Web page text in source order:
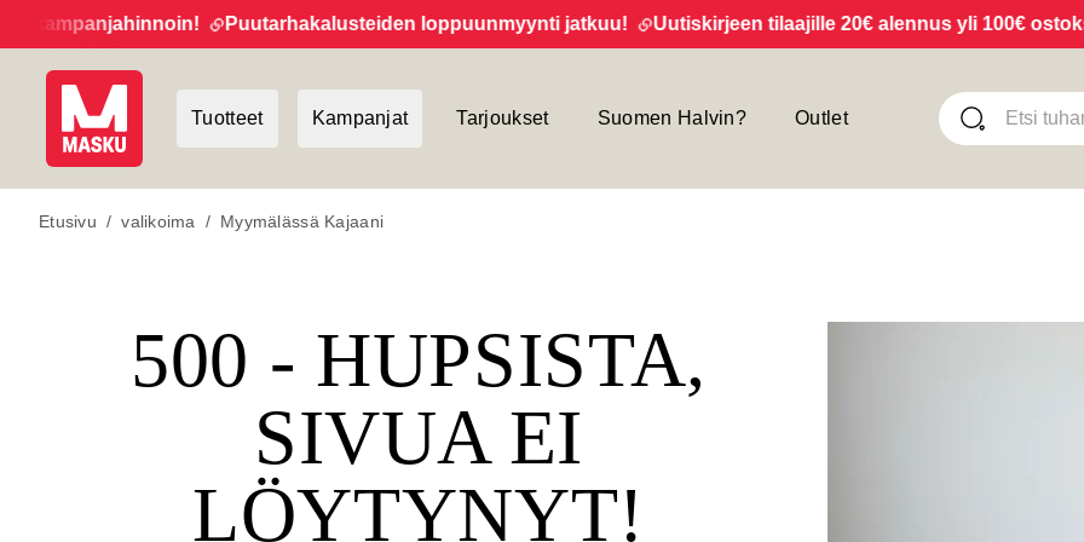
Puutarhakalusteiden loppuunmyynti jatkuu! Uutiskirjeen tilaajille 20€ alennus yli 100€
Tuotteet Kampanjat Tarjoukset Suomen Halvin? Outlet
Etusivu / valikoima / Myymälässä Kajaani
500 - HUPSISTA,
SIVUA EI
LÖYTYNYT!